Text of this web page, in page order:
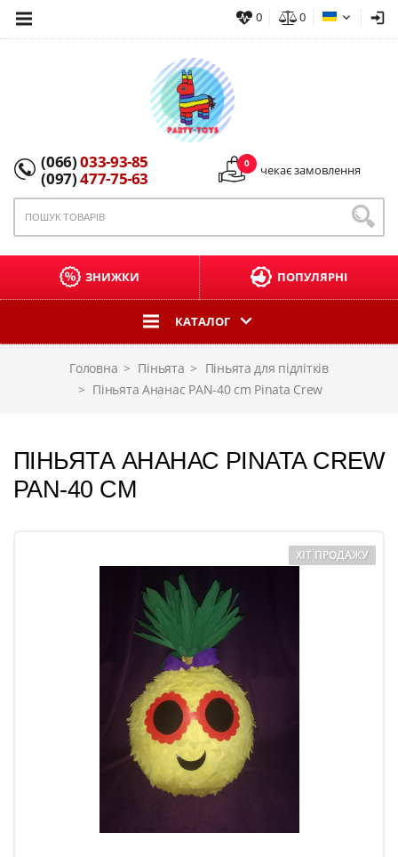
0 0
(066)033-93-85
(097)477-75-63 чекає замовлення
0
КАТАЛОГ
ЗНИЖКИ ПОПУЛЯРНІ
Головна Піньята
Піньята для підлітків
Піньята Ананас PAN-40 cm Pinata Crew
ПІНЬЯТА АНАНАС PINATA CREW
PAN-40 CM
ХІТ ПРОДАЖУ